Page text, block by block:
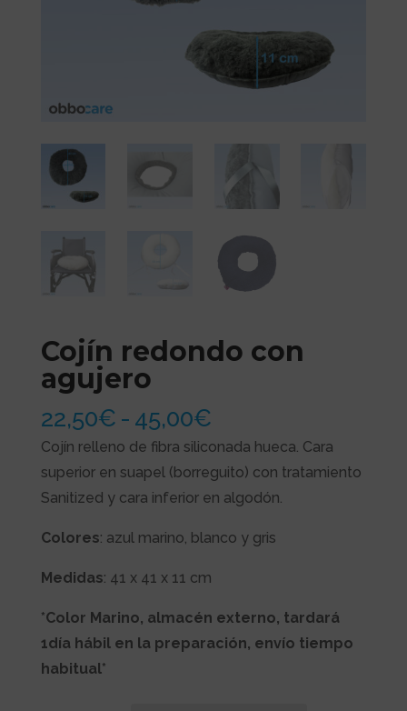
Cojín redondo con
agujero
22,50€ - 45,00€Rango
de
precios:
desde
hasta
45,00€
Cojín relleno de fibra siliconada hueca. Cara
superior en suapel (borreguito) con tratamiento
Sanitized y cara inferior en algodón.
Colores: azul marino, blanco y gris
Medidas: 41 x 41 x 11 cm
*Color Marino, almacén externo, tardará
1día hábil en la preparación, envío tiempo
habitual*